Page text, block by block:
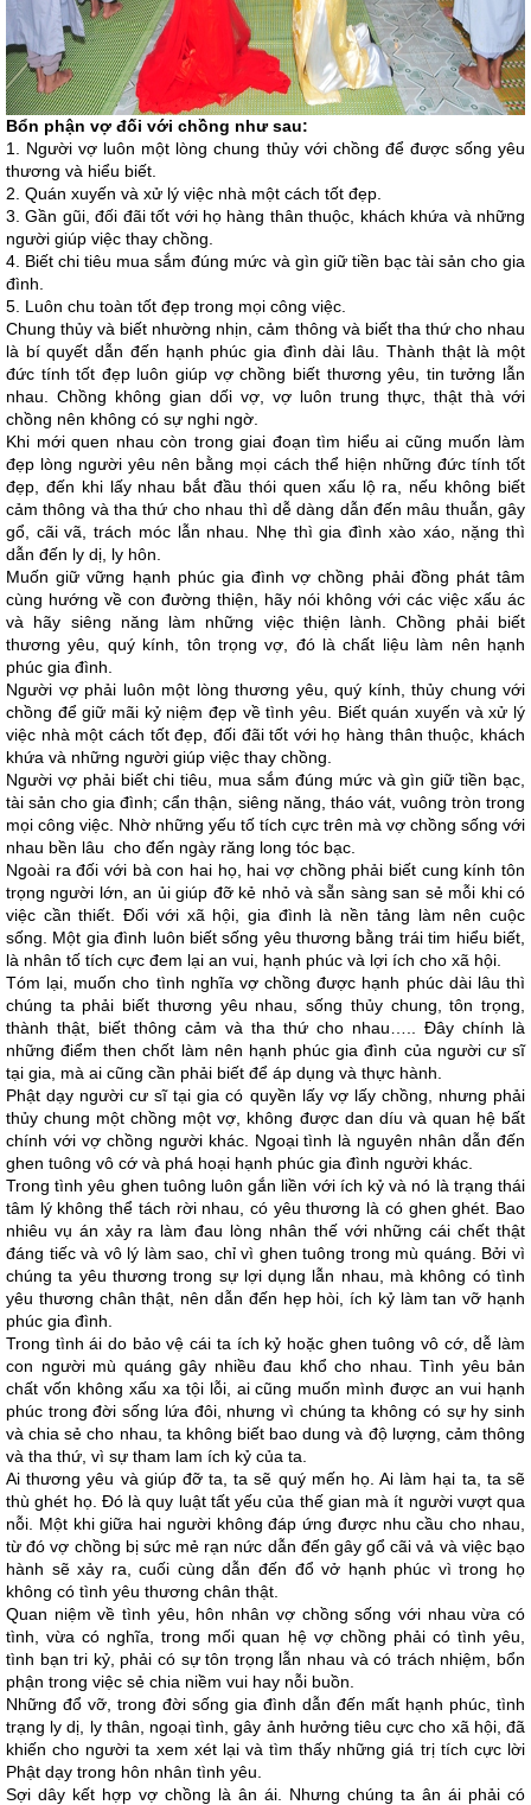
Bổn phận vợ đối với chồng như sau:
1. Người vợ luôn một lòng chung thủy với chồng để được sống yêu
thương và hiểu biết.
2. Quán xuyến và xử lý việc nhà một cách tốt đẹp.
3. Gần gũi, đối đãi tốt với họ hàng thân thuộc, khách khứa và những
người giúp việc thay chồng.
4. Biết chi tiêu mua sắm đúng mức và gìn giữ tiền bạc tài sản cho gia
đình.
5. Luôn chu toàn tốt đẹp trong mọi công việc.
Chung thủy và biết nhường nhịn, cảm thông và biết tha thứ cho nhau
là bí quyết dẫn đến hạnh phúc gia đình dài lâu. Thành thật là một
đức tính tốt đẹp luôn giúp vợ chồng biết thương yêu, tin tưởng lẫn
nhau. Chồng không gian dối vợ, vợ luôn trung thực, thật thà với
chồng nên không có sự nghi ngờ.
Khi mới quen nhau còn trong giai đoạn tìm hiểu ai cũng muốn làm
đẹp lòng người yêu nên bằng mọi cách thể hiện những đức tính tốt
đẹp, đến khi lấy nhau bắt đầu thói quen xấu lộ ra, nếu không biết
cảm thông và tha thứ cho nhau thì dễ dàng dẫn đến mâu thuẫn, gây
gổ, cãi vã, trách móc lẫn nhau. Nhẹ thì gia đình xào xáo, nặng thì
dẫn đến ly dị, ly hôn.
Muốn giữ vững hạnh phúc gia đình vợ chồng phải đồng phát tâm
cùng hướng về con đường thiện, hãy nói không với các việc xấu ác
và hãy siêng năng làm những việc thiện lành. Chồng phải biết
thương yêu, quý kính, tôn trọng vợ, đó là chất liệu làm nên hạnh
phúc gia đình.
Người vợ phải luôn một lòng thương yêu, quý kính, thủy chung với
chồng để giữ mãi kỷ niệm đẹp về tình yêu. Biết quán xuyến và xử lý
việc nhà một cách tốt đẹp, đối đãi tốt với họ hàng thân thuộc, khách
khứa và những người giúp việc thay chồng.
Người vợ phải biết chi tiêu, mua sắm đúng mức và gìn giữ tiền bạc,
tài sản cho gia đình; cẩn thận, siêng năng, tháo vát, vuông tròn trong
mọi công việc. Nhờ những yếu tố tích cực trên mà vợ chồng sống với
nhau bền lâu cho đến ngày răng long tóc bạc.
Ngoài ra đối với bà con hai họ, hai vợ chồng phải biết cung kính tôn
trọng người lớn, an ủi giúp đỡ kẻ nhỏ và sẵn sàng san sẻ mỗi khi có
việc cần thiết. Đối với xã hội, gia đình là nền tảng làm nên cuộc
sống. Một gia đình luôn biết sống yêu thương bằng trái tim hiểu biết,
là nhân tố tích cực đem lại an vui, hạnh phúc và lợi ích cho xã hội.
Tóm lại, muốn cho tình nghĩa vợ chồng được hạnh phúc dài lâu thì
chúng ta phải biết thương yêu nhau, sống thủy chung, tôn trọng,
thành thật, biết thông cảm và tha thứ cho nhau….. Đây chính là
những điểm then chốt làm nên hạnh phúc gia đình của người cư sĩ
tại gia, mà ai cũng cần phải biết để áp dụng và thực hành.
Phật dạy người cư sĩ tại gia có quyền lấy vợ lấy chồng, nhưng phải
thủy chung một chồng một vợ, không được dan díu và quan hệ bất
chính với vợ chồng người khác. Ngoại tình là nguyên nhân dẫn đến
ghen tuông vô cớ và phá hoại hạnh phúc gia đình người khác.
Trong tình yêu ghen tuông luôn gắn liền với ích kỷ và nó là trạng thái
tâm lý không thể tách rời nhau, có yêu thương là có ghen ghét. Bao
nhiêu vụ án xảy ra làm đau lòng nhân thế với những cái chết thật
đáng tiếc và vô lý làm sao, chỉ vì ghen tuông trong mù quáng. Bởi vì
chúng ta yêu thương trong sự lợi dụng lẫn nhau, mà không có tình
yêu thương chân thật, nên dẫn đến hẹp hòi, ích kỷ làm tan vỡ hạnh
phúc gia đình.
Trong tình ái do bảo vệ cái ta ích kỷ hoặc ghen tuông vô cớ, dễ làm
con người mù quáng gây nhiều đau khổ cho nhau. Tình yêu bản
chất vốn không xấu xa tội lỗi, ai cũng muốn mình được an vui hạnh
phúc trong đời sống lứa đôi, nhưng vì chúng ta không có sự hy sinh
và chia sẻ cho nhau, ta không biết bao dung và độ lượng, cảm thông
và tha thứ, vì sự tham lam ích kỷ của ta.
Ai thương yêu và giúp đỡ ta, ta sẽ quý mến họ. Ai làm hại ta, ta sẽ
thù ghét họ. Đó là quy luật tất yếu của thế gian mà ít người vượt qua
nỗi. Một khi giữa hai người không đáp ứng được nhu cầu cho nhau,
từ đó vợ chồng bị sức mẻ rạn nức dẫn đến gây gổ cãi vả và việc bạo
hành sẽ xảy ra, cuối cùng dẫn đến đổ vở hạnh phúc vì trong họ
không có tình yêu thương chân thật.
Quan niệm về tình yêu, hôn nhân vợ chồng sống với nhau vừa có
tình, vừa có nghĩa, trong mối quan hệ vợ chồng phải có tình yêu,
tình bạn tri kỷ, phải có sự tôn trọng lẫn nhau và có trách nhiệm, bổn
phận trong việc sẻ chia niềm vui hay nỗi buồn.
Những đổ vỡ, trong đời sống gia đình dẫn đến mất hạnh phúc, tình
trạng ly dị, ly thân, ngoại tình, gây ảnh hưởng tiêu cực cho xã hội, đã
khiến cho người ta xem xét lại và tìm thấy những giá trị tích cực lời
Phật dạy trong hôn nhân tình yêu.
Sợi dây kết hợp vợ chồng là ân ái. Nhưng chúng ta ân ái phải có